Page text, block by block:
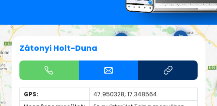
Zátonyi Holt-Duna
GPS:
47.950328; 17.348564